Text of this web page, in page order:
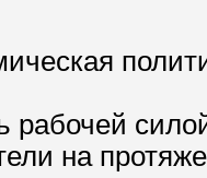
рабочей
на